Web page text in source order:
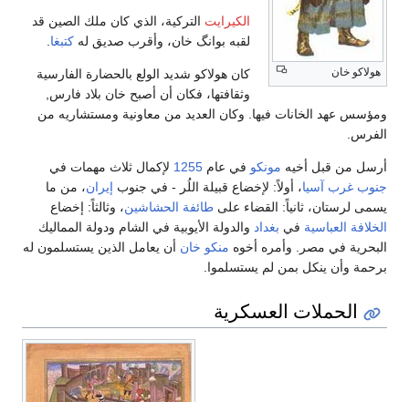
هولاكو خان
الكيرايت التركية، الذي كان ملك الصين قد
لقبه بوانگ خان، وأقرب صديق له كتبغا.
كان هولاكو شديد الولع بالحضارة الفارسية
وثقافتها، فكان أن أصبح خان بلاد فارس,
ومؤسس عهد الخانات فيها. وكان العديد من معاونية ومستشاريه من
الفرس.
أرسل من قبل أخيه مونكو في عام 1255 لإكمال ثلاث مهمات في
جنوب غرب آسيا، أولاً: لإخضاع قبيلة اللُر - في جنوب إيران، من ما
يسمى لرستان، ثانياً: القضاء على طائفة الحشاشين، وثالثاً: إخضاع
الخلافة العباسية في بغداد والدولة الأيوبية في الشام ودولة المماليك
البحرية في مصر. وأمره أخوه منكو خان أن يعامل الذين يستسلمون له
برحمة وأن ينكل بمن لم يستسلموا.
الحملات العسكرية